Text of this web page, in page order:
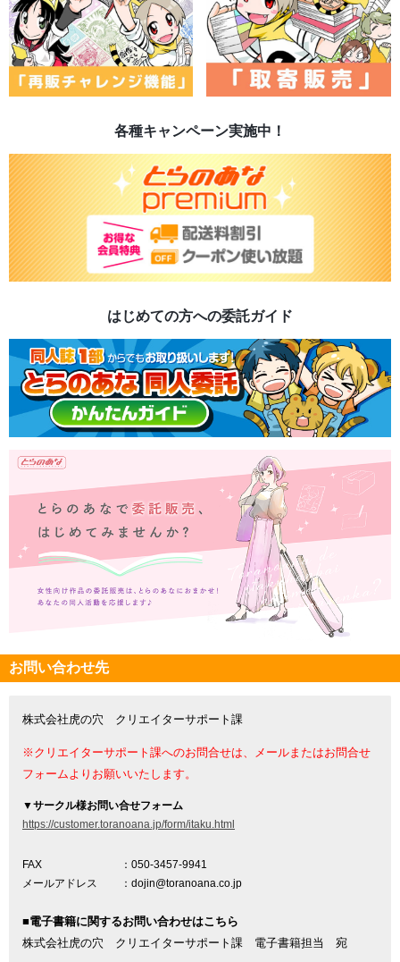
各種キャンペーン実施中！
はじめての方への委託ガイド
お問い合わせ先
株式会社虎の穴 クリエイターサポート課
※クリエイターサポート課へのお問合せは、メールまたはお問合せ
フォームよりお願いいたします。
▼サークル様お問い合せフォーム
https://customer.toranoana.jp/form/itaku.html
FAX
：050-3457-9941
メールアドレス
：dojin@toranoana.co.jp
■電子書籍に関するお問い合わせはこちら
株式会社虎の穴 クリエイターサポート課 電子書籍担当 宛